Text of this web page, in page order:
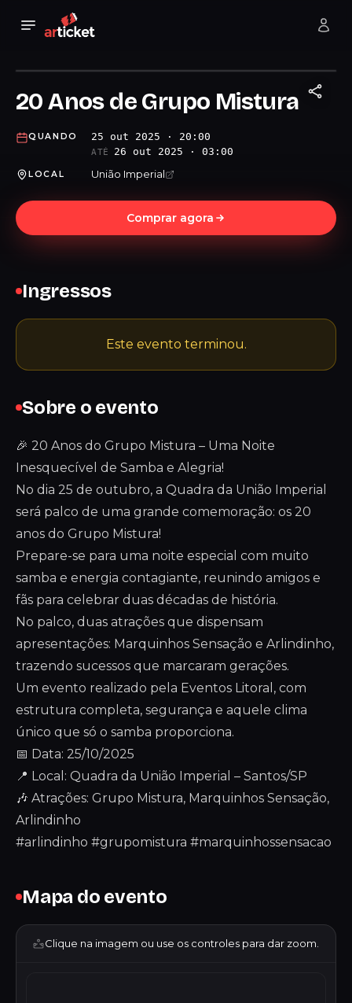
20 Anos de Grupo Mistura
QUANDO 25 out 2025 · 20:00
ATÉ 26 out 2025 · 03:00
LOCAL União Imperial
Comprar agora
Sobre o evento
🎉 20 Anos do Grupo Mistura – Uma Noite
Inesquecível de Samba e Alegria!
No dia 25 de outubro, a Quadra da União Imperial
será palco de uma grande comemoração: os 20
anos do Grupo Mistura!
Prepare-se para uma noite especial com muito
samba e energia contagiante, reunindo amigos e
fãs para celebrar duas décadas de história.
No palco, duas atrações que dispensam
apresentações: Marquinhos Sensação e Arlindinho,
trazendo sucessos que marcaram gerações.
Um evento realizado pela Eventos Litoral, com
estrutura completa, segurança e aquele clima
único que só o samba proporciona.
📅 Data: 25/10/2025
📍 Local: Quadra da União Imperial – Santos/SP
🎶 Atrações: Grupo Mistura, Marquinhos Sensação,
Arlindinho
#arlindinho #grupomistura #marquinhossensacao
Mapa do evento
Clique na imagem ou use os controles para dar zoom.
Ingressos
Este evento terminou.